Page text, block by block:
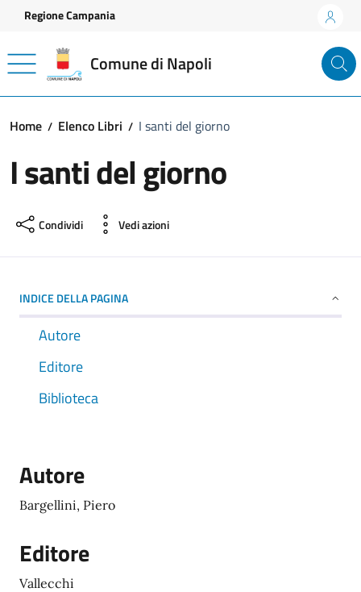
Vai ai contenuti
Vai al footer
Regione Campania
Comune di Napoli
Home Elenco Libri I santi del giorno
I santi del giorno
Condividi Vedi azioni
INDICE DELLA PAGINA
Autore
Editore
Biblioteca
Autore
Bargellini, Piero
Editore
Vallecchi